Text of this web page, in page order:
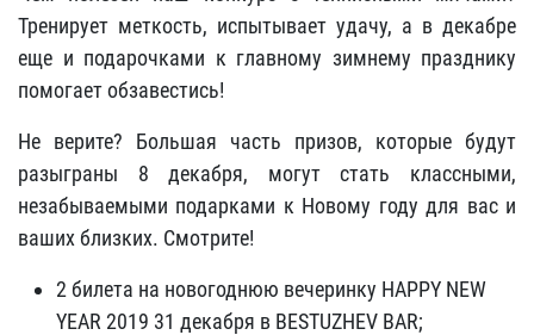
Тренирует меткость, испытывает удачу, а в декабре
еще и подарочками к главному зимнему празднику
помогает обзавестись!
Не верите? Большая часть призов, которые будут
разыграны 8 декабря, могут стать классными,
незабываемыми подарками к Новому году для вас и
ваших близких. Смотрите!
2 билета на новогоднюю вечеринку HAPPY NEW
YEAR 2019 31 декабря в BESTUZHEV BAR;